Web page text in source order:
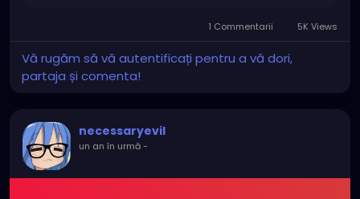
1 Commentarii 5K Views
Vă rugăm să vă autentificați pentru a vă dori,
partaja și comenta!
necessaryevil
un an în urmă-